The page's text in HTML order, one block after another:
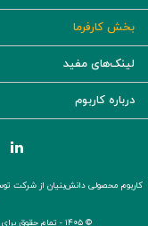
بخش کارفرما
لینک‌های مفید
درباره کاربوم
کاربوم محصولی دانش‌بنیان از شرکت
© ۱۴۰۵ -
تمام حقوق